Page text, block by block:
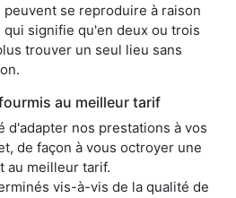
se reproduire à raison
signifie qu'en deux ou trois
trouver un seul lieu sans
au meilleur tarif
d'adapter nos prestations à vos
de façon à vous octroyer une
au meilleur tarif.
vis-à-vis de la qualité de